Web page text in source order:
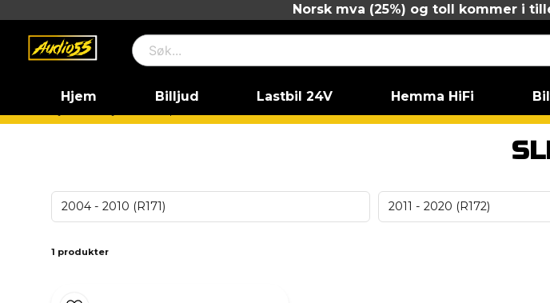
Norsk mva (25%) og toll kommer i
Hjem Billjud Lastbil 24V Hemma HiFi
2004 - 2010 (R171) 2011 - 2020 (R172)
1 produkter